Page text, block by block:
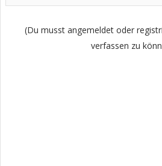
(Du musst angemeldet oder
verfassen zu